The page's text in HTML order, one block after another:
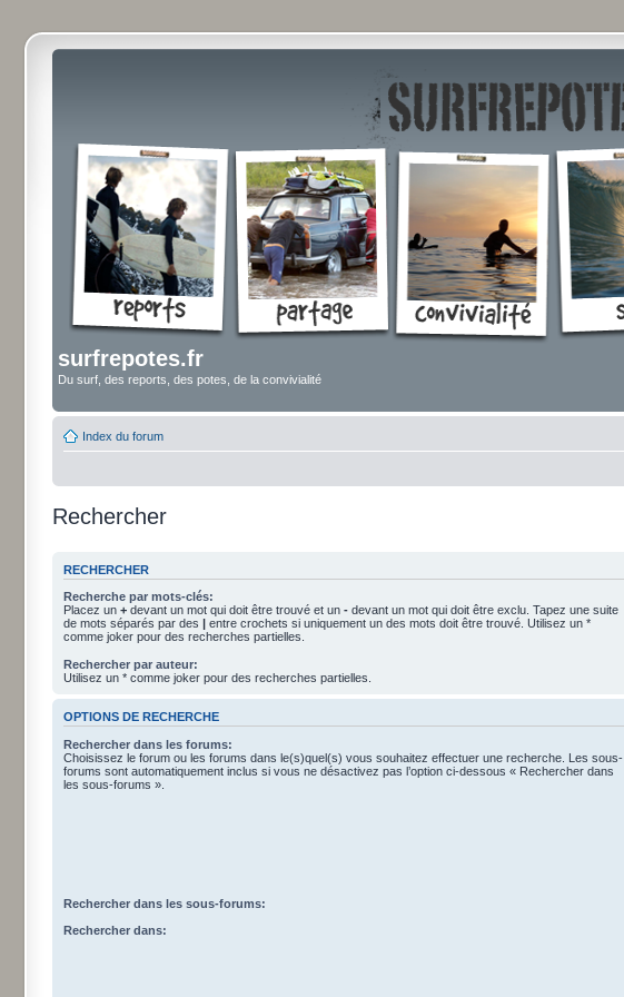
surfrepotes.fr
Du surf, des reports, des potes, de la convivialité
Index du forum
Rechercher
RECHERCHER
Recherche par mots-clés:
Placez un + devant un mot qui doit être trouvé et un - devant un mot qui doit être exclu. Tapez une suite
de mots séparés par des | entre crochets si uniquement un des mots doit être trouvé. Utilisez un *
comme joker pour des recherches partielles.
Rechercher par auteur:
Utilisez un * comme joker pour des recherches partielles.
OPTIONS DE RECHERCHE
Rechercher dans les forums:
Choisissez le forum ou les forums dans le(s)quel(s) vous souhaitez effectuer une recherche. Les sous-
forums sont automatiquement inclus si vous ne désactivez pas l’option ci-dessous « Rechercher dans
les sous-forums ».
Rechercher dans les sous-forums:
Rechercher dans: